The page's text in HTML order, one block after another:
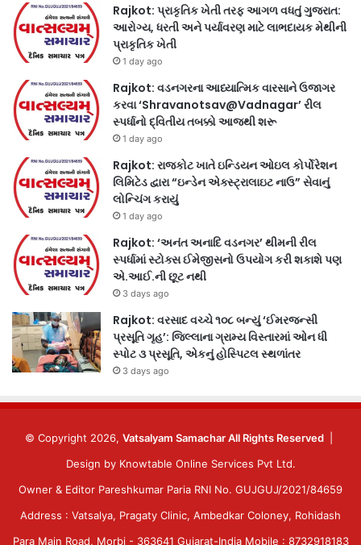
Rajkot: પ્રાકૃતિક ખેતી તરફ આગળ વધતું ગુજરાત:
આરોગ્ય, ધરતી અને પર્યાવરણ માટે લાભદાયક મેથીની
પ્રાકૃતિક ખેતી
1 day ago
Rajkot: વડનગરના આધ્યાત્મિક વારસાને ઉજાગર
કરવા ‘Shravanotsav@Vadnagar’ રીલ
સ્પર્ધાનો દ્વિતીય તબક્કો આજથી શરૂ
1 day ago
Rajkot: રાજકોટ ખાતે ઇન્ડિયન ઓઇલ કોર્પોરેશન
લિમિટેડ દ્વારા “ઇન્ડેન એક્સ્ટ્રાલાઇટ નાઉ” સેવાનું
લોન્ચિંગ કરાયું
1 day ago
Rajkot: ‘અનંત અનાદિ વડનગર’ થીમની રીલ
સ્પર્ધામાં સ્ટોક્સ ઈમેજીસનો ઉપયોગ કરી શકાશે પણ
એ.આઈ.ની છૂટ નથી
3 days ago
Rajkot: વરસાદ વચ્ચે ૧૦૮ બન્યું ‘ઈમરજન્સી
પ્રસૂતિ ગૃહ’: જિલ્લાના ગ્રામ્ય વિસ્તારમાં ઓન ધી
સ્પોટ ૩ પ્રસૂતિ, એકનું હોસ્પિટલ સ્થળાંતર
3 days ago
© Copyright 2026, Vatsalyam Samachar All Rights Reserved
Design by Knowtable Online Services Pvt Ltd.
Owner & Editor Pareshkumar Paria RNI No. GUJGUJ/2021/84659
Address : Vatsalya, Pragaty Clinic, Ambedkar Coloney, Rohidash
Para Main Road, Morbi - 363641 Gujarat-India Mobile : 8732918183